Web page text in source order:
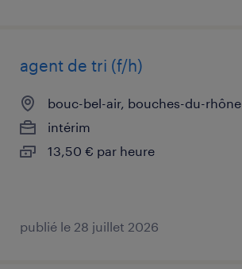
agent de tri (f/h)
bouc-bel-air, bouches-du-rhône
intérim
13,50 € par heure
publié le 28 juillet 2026